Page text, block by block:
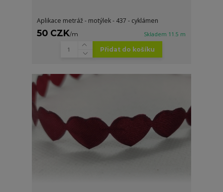
Aplikace metráž - motýlek - 437 - cyklámen
50 CZK/m Skladem 11.5 m
Přidat do košíku